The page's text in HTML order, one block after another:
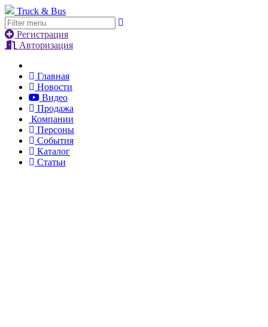
Truck & Bus
Регистрация
Авторизация
Главная
Новости
Видео
Продажа
Компании
Персоны
События
Каталог
Статьи